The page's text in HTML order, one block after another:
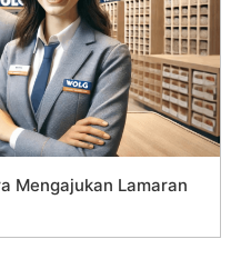
Mengajukan Lamaran